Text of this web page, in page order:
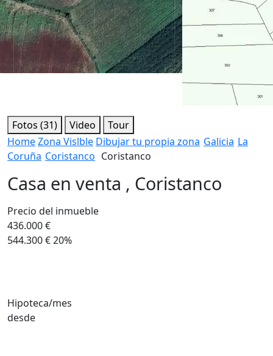
Fotos (31) Video
Tour
HomeZona Vislble Dibujar tu propia zona Galicia La
Coruña Coristanco Coristanco
Casa en venta , Coristanco
Precio del inmueble
436.000 €
544.300 €20%
Hipoteca/mes
desde